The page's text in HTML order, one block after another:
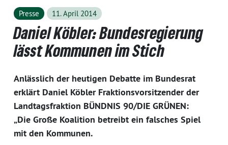
Presse 11. April 2014
Daniel Köbler: Bundesregierung
lässt Kommunen im Stich
Anlässlich der heutigen Debatte im Bundesrat
erklärt Daniel Köbler Fraktionsvorsitzender der
Landtagsfraktion BÜNDNIS 90/DIE GRÜNEN:
„Die Große Koalition betreibt ein falsches Spiel
mit den Kommunen.